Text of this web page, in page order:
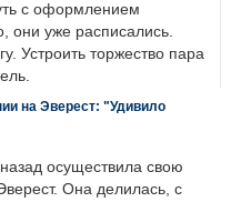
с оформлением
они уже расписались.
Устроить торжество пара
на Эверест: "Удивило
осуществила свою
Она делилась, с